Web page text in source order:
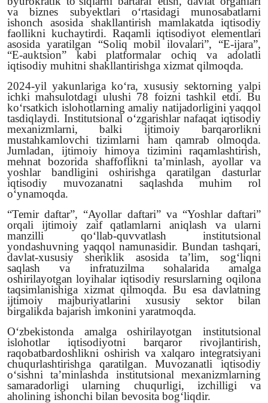
va biznes subyektlari o‘rtasidagi munosabatlarni
ishonch asosida shakllantirish mamlakatda iqtisodiy
faollikni kuchaytirdi. Raqamli iqtisodiyot elementlari
asosida yaratilgan “Soliq mobil ilovalari”, “E-ijara”,
“E-auktsion” kabi platformalar ochiq va adolatli
iqtisodiy muhitni shakllantirishga xizmat qilmoqda.
2024-yil yakunlariga ko‘ra, xususiy sektorning yalpi
ichki mahsulotdagi ulushi 78 foizni tashkil etdi. Bu
ko‘rsatkich islohotlarning amaliy natijadorligini yaqqol
tasdiqlaydi. Institutsional o‘zgarishlar nafaqat iqtisodiy
mexanizmlarni, balki ijtimoiy barqarorlikni
mustahkamlovchi tizimlarni ham qamrab olmoqda.
Jumladan, ijtimoiy himoya tizimini raqamlashtirish,
mehnat bozorida shaffoflikni ta’minlash, ayollar va
yoshlar bandligini oshirishga qaratilgan dasturlar
iqtisodiy muvozanatni saqlashda muhim rol
o‘ynamoqda.
“Temir daftar”, “Ayollar daftari” va “Yoshlar daftari”
orqali ijtimoiy zaif qatlamlarni aniqlash va ularni
manzilli qo‘llab-quvvatlash institutsional
yondashuvning yaqqol namunasidir. Bundan tashqari,
davlat-xususiy sheriklik asosida ta’lim, sog‘liqni
saqlash va infratuzilma sohalarida amalga
oshirilayotgan loyihalar iqtisodiy resurslarning oqilona
taqsimlanishiga xizmat qilmoqda. Bu esa davlatning
ijtimoiy majburiyatlarini xususiy sektor bilan
birgalikda bajarish imkonini yaratmoqda.
O‘zbekistonda amalga oshirilayotgan institutsional
islohotlar iqtisodiyotni barqaror rivojlantirish,
raqobatbardoshlikni oshirish va xalqaro integratsiyani
chuqurlashtirishga qaratilgan.Muvozanatli iqtisodiy
o‘sishni ta’minlashda institutsional mexanizmlarning
samaradorligi ularning chuqurligi, izchilligi va
aholining ishonchi bilan bevosita bog‘liqdir.